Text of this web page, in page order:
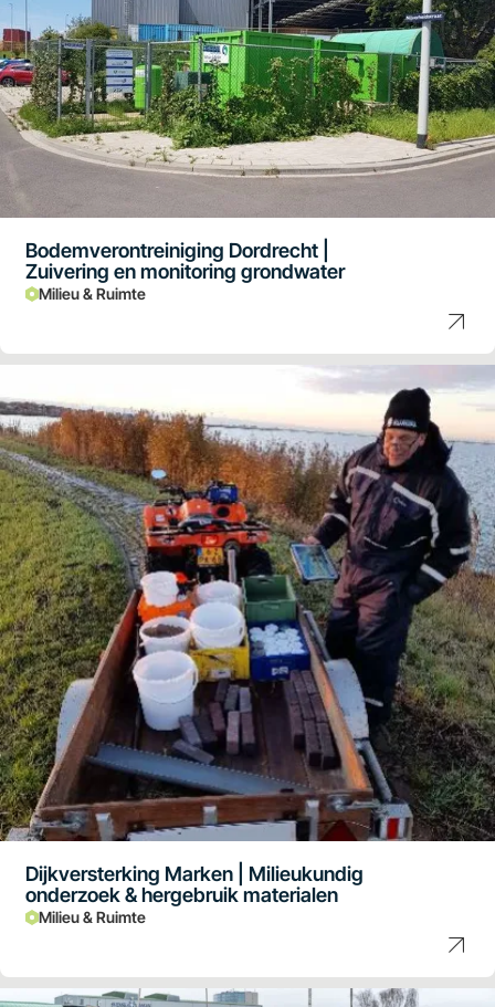
Bodemverontreiniging Dordrecht |
Zuivering en monitoring grondwater
Milieu & Ruimte
Dijkversterking Marken | Milieukundig
onderzoek & hergebruik materialen
Milieu & Ruimte